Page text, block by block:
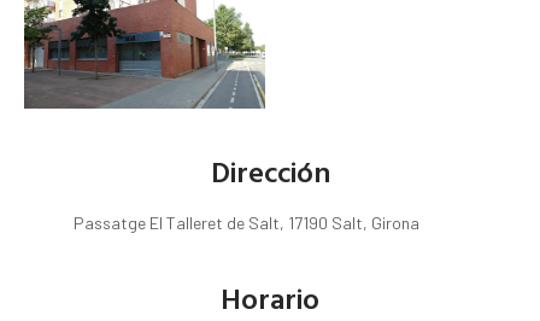
Dirección
Passatge El Talleret de Salt, 17190 Salt, Girona
Horario